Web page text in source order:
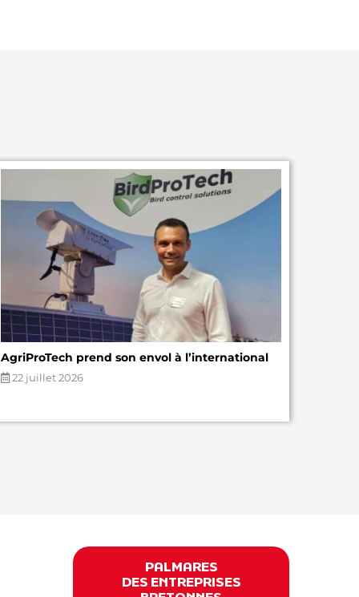
AgriProTech prend son envol à l’international
22 juillet 2026
PALMARES
DES ENTREPRISES